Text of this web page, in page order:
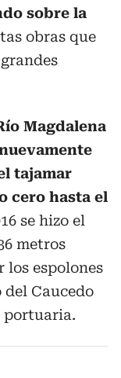
sobre la
obras que
Magdalena
tajamar
cero hasta el
se hizo el
metros
los espolones
Caucedo
portuaria.